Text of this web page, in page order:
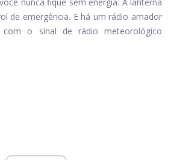
de emergência. E há um rádio amador
com o sinal de rádio meteorológico